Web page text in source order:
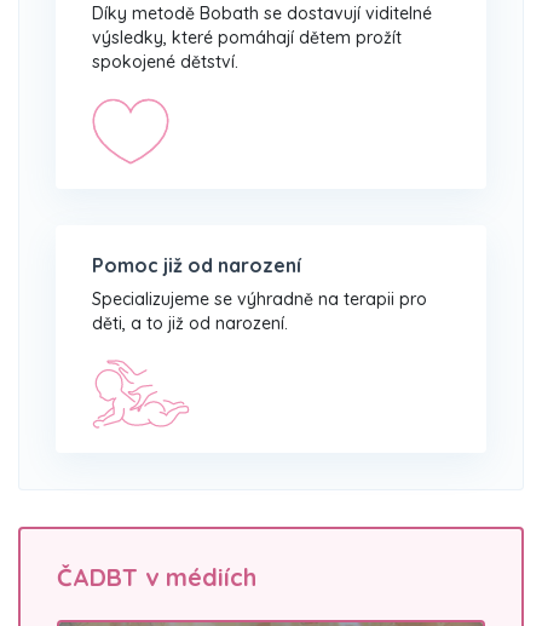
Díky metodě Bobath se dostavují viditelné
výsledky, které pomáhají dětem prožít
spokojené dětství.
Pomoc již od narození
Specializujeme se výhradně na terapii pro
děti, a to již od narození.
ČADBT v médiích